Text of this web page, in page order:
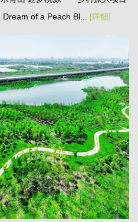
of a Peach Bl...
[详细]